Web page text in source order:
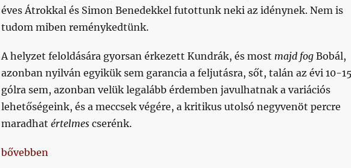
éves Átrokkal és Simon Benedekkel futottunk neki az idénynek. Nem is
tudom miben reménykedtünk.
A helyzet feloldására gyorsan érkezett Kundrák, és most majd fogBobál,
azonban nyilván egyikük sem garancia a feljutásra, sőt, talán az évi 10-
gólra sem, azonban velük legalább érdemben javulhatnak a variációs
lehetőségeink, és a meccsek végére, a kritikus utolsó negyvenöt percre
maradhat értelmescserénk.
„Miután lassan két hete bármelyik nap aláírhat Bobál, a”
bővebben